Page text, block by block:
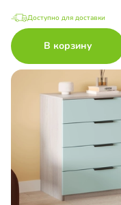
Доступно для доставки
В корзину